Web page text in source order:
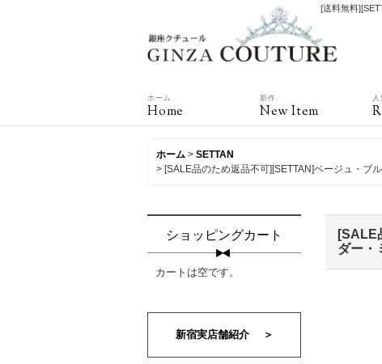
[送料無料
ホーム
Home
新作
New Item
人
ホーム > SETTAN
> [SALE品のため返品不可][SETTAN]ベージュ・ブ
ショッピングカート
カートは空です。
新宿実店舗紹介 ＞
[SALE
ダー・